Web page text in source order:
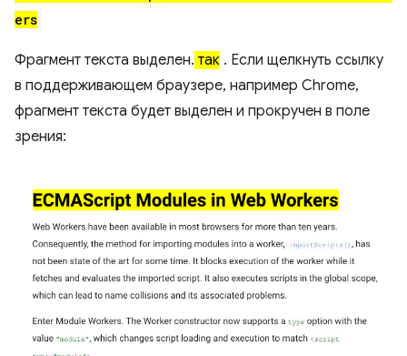
ers
Фрагмент текста выделен. так . Если щелкнуть ссылку
в поддерживающем браузере, например Chrome,
фрагмент текста будет выделен и прокручен в поле
зрения: